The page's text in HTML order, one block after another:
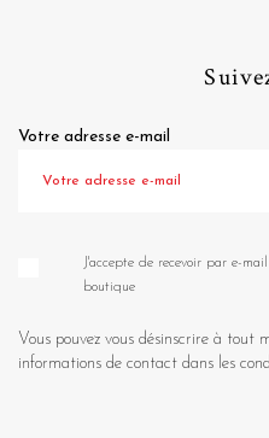
Votre adresse e-mail
J'accepte de recevoir par e-
boutique
Vous pouvez vous désinscrire à tout
informations de contact dans les